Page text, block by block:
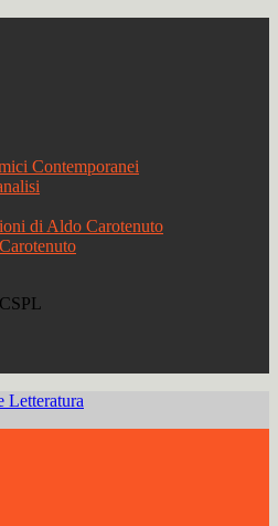
Contemporanei
di Aldo Carotenuto